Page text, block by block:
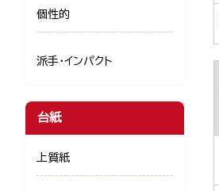
個性的
派手・インパクト
台紙
上質紙